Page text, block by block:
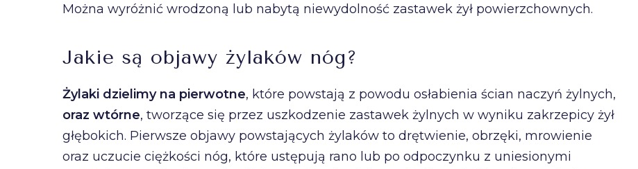
Można wyróżnić wrodzoną lub nabytą niewydolność zastawek żył powierzchownych.
Jakie są objawy żylaków nóg?
Żylaki dzielimy na pierwotne, które powstają z powodu osłabienia ścian naczyń żylnych,
oraz wtórne, tworzące się przez uszkodzenie zastawek żylnych w wyniku zakrzepicy żył
głębokich. Pierwsze objawy powstających żylaków to drętwienie, obrzęki, mrowienie
oraz uczucie ciężkości nóg, które ustępują rano lub po odpoczynku z uniesionymi